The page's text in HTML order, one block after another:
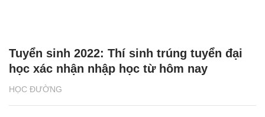
HỌC ĐƯỜNG
Tuyển sinh 2022: Thí sinh trúng tuyển đại
học xác nhận nhập học từ hôm nay